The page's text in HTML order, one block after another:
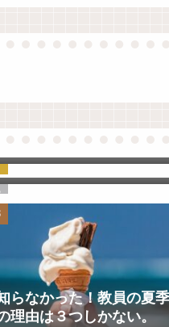
、UpNoteに決めました
らなかった！教員の夏
理由は３つしかない。
ゼロ秒思考】自分を大切